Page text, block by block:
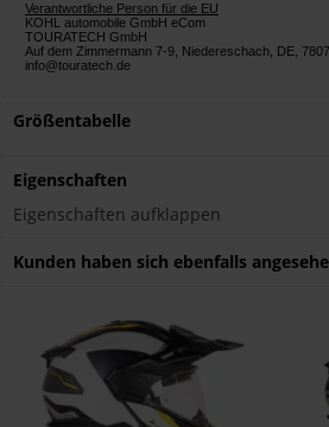
Verantwortliche Person für die EU
KOHL automobile GmbH eCom
TOURATECH GmbH
Auf dem Zimmermann 7-9, Niedereschach, DE,
info@touratech.de
Größentabelle
Eigenschaften
Eigenschaften aufklappen
Kunden haben sich ebenfalls